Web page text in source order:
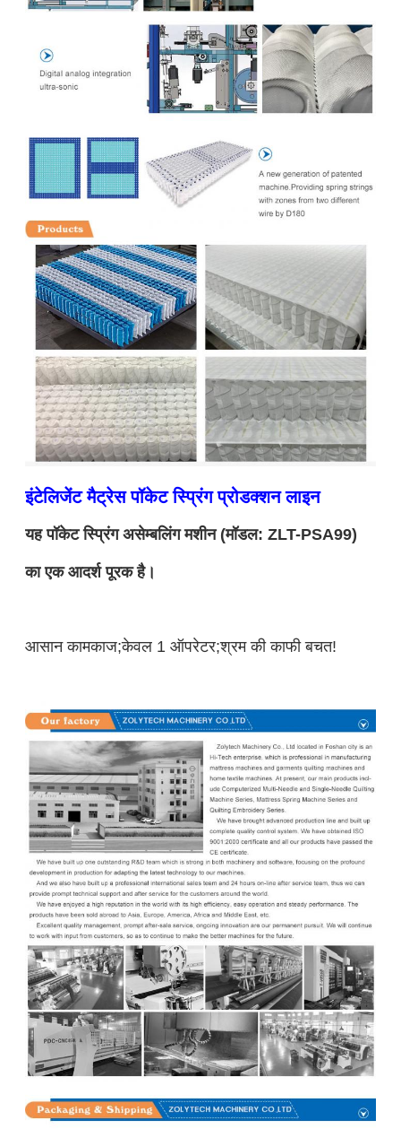
इंटेलिजेंट मैट्रेस पॉकेट स्प्रिंग प्रोडक्शन लाइन
यह पॉकेट स्प्रिंग असेम्बलिंग मशीन (मॉडल: ZLT-PSA99)
का एक आदर्श पूरक है।
आसान कामकाज;केवल 1 ऑपरेटर;श्रम की काफी बचत!